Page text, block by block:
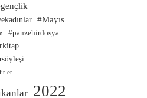
#Mayıs
#panzehirdosya
2022